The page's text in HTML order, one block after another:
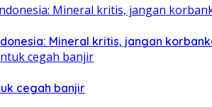
Mineral kritis, jangan
cegah banjir